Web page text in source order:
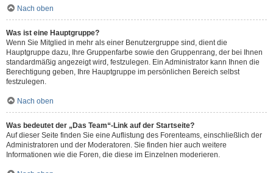
Nach oben
Was ist eine Hauptgruppe?
Wenn Sie Mitglied in mehr als einer Benutzergruppe sind, dient die
Hauptgruppe dazu, Ihre Gruppenfarbe sowie den Gruppenrang, der bei Ihnen
standardmäßig angezeigt wird, festzulegen. Ein Administrator kann Ihnen die
Berechtigung geben, Ihre Hauptgruppe im persönlichen Bereich selbst
festzulegen.
Nach oben
Was bedeutet der „Das Team“-Link auf der Startseite?
Auf dieser Seite finden Sie eine Auflistung des Forenteams, einschließlich der
Administratoren und der Moderatoren. Sie finden hier auch weitere
Informationen wie die Foren, die diese im Einzelnen moderieren.